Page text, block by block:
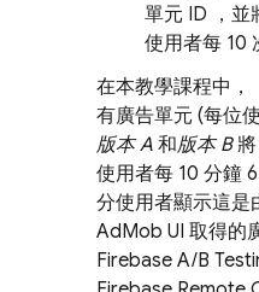
單元 ID ，並
使用者每 10
在本教學課程中，
有廣告單元 (每位
版本 A 和版本 B將
使用者每 10 分鐘
分使用者顯示這是
AdMob UI 取得的
Firebase A/B